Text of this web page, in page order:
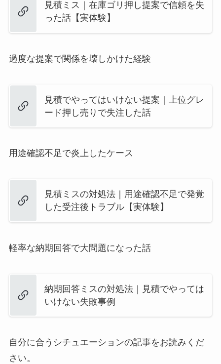
見積ミス｜在庫ゴリ押し提案で信頼を失
った話【実体験】
過度な提案で関係を壊しかけた経験
見積でやってはいけない提案｜上位グレ
ード押し売りで失注した話
用途確認不足で炎上したケース
見積ミスの対処法｜用途確認不足で発覚
した受注後トラブル【実体験】
軽率な納期回答で大問題になった話
納期回答ミスの対処法｜見積でやっては
いけない失敗事例
自分に合うシチュエーションの記事をお読みくだ
さい。